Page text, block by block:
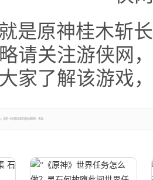
原神桂木斩长
请关注游侠网
家了解该游戏
请第一时间联系我们修改或删除，多谢。